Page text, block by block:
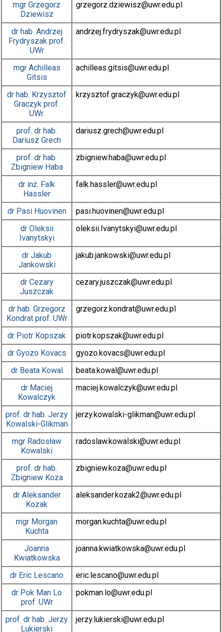
mgr Grzegorz
Dziewisz
grzegorz.dziewisz@uwr.edu.pl
dr hab. Andrzej
Frydryszak prof.
UWr
andrzej.frydryszak@uwr.edu.pl
mgr Achilleas
Gitsis
achilleas.gitsis@uwr.edu.pl
dr hab. Krzysztof
Graczyk prof.
UWr.
krzysztof.graczyk@uwr.edu.pl
prof. dr hab.
Dariusz Grech
dariusz.grech@uwr.edu.pl
prof. dr hab.
Zbigniew Haba
zbigniew.haba@uwr.edu.pl
dr inż. Falk
Hassler
falk.hassler@uwr.edu.pl
dr Pasi Huovinen pasi.huovinen@uwr.edu.pl
dr Oleksii
Ivanytskyi
oleksii.Ivanytskyi@uwr.edu.pl
dr Jakub
Jankowski
jakub.jankowski@uwr.edu.pl
dr Cezary
Juszczak
cezary.juszczak@uwr.edu.pl
dr hab. Grzegorz
Kondratprof. UWr
grzegorz.kondrat@uwr.edu.pl
dr Piotr Kopszak piotr.kopszak@uwr.edu.pl
dr Gyozo Kovacs gyozo.kovacs@uwr.edu.pl
dr Beata Kowal beata.kowal@uwr.edu.pl
dr Maciej
Kowalczyk
maciej.kowalczyk@uwr.edu.pl
prof. dr hab. Jerzy
Kowalski-Glikman
jerzy.kowalski-glikman@uwr.edu.pl
mgr Radosław
Kowalski
radoslaw.kowalski@uwr.edu.pl
prof. dr hab.
Zbigniew Koza
zbigniew.koza@uwr.edu.pl
dr Aleksander
Kozak
aleksander.kozak2@uwr.edu.pl
mgr Morgan
Kuchta
morgan.kuchta@uwr.edu.pl
Joanna
Kwiatkowska
joanna.kwiatkowska@uwr.edu.pl
dr Eric Lescano eric.lescano@uwr.edu.pl
dr Pok Man Lo
prof. UWr
pokman.lo@uwr.edu.pl
prof. dr hab. Jerzy
Lukierski
jerzy.lukierski@uwr.edu.pl